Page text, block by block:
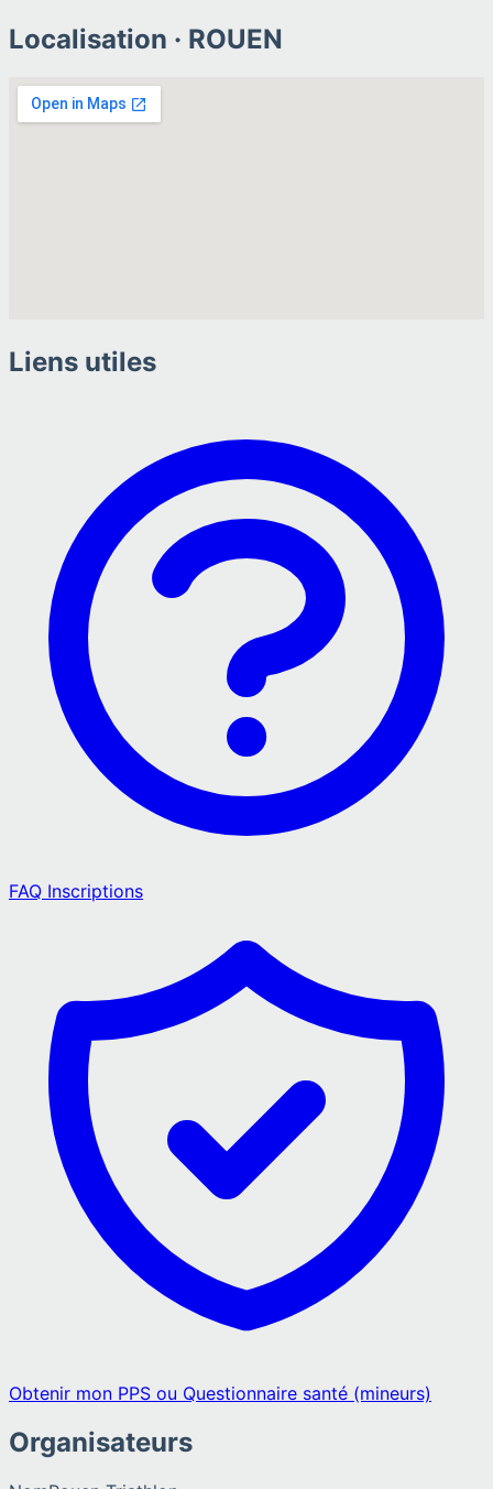
Localisation · ROUEN
Liens utiles
FAQ Inscriptions
Obtenir mon PPS ou Questionnaire santé (mineurs)
Organisateurs